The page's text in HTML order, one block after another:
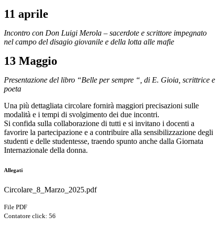
11 aprile
Incontro con Don Luigi Merola – sacerdote e scrittore impegnato
nel campo del disagio giovanile e della lotta alle mafie
13 Maggio
Presentazione del libro “Belle per sempre “, di E. Gioia, scrittrice e
poeta
Una più dettagliata circolare fornirà maggiori precisazioni sulle
modalità e i tempi di svolgimento dei due incontri.
Si confida sulla collaborazione di tutti e si invitano i docenti a
favorire la partecipazione e a contribuire alla sensibilizzazione degli
studenti e delle studentesse, traendo spunto anche dalla Giornata
Internazionale della donna.
Allegati
Circolare_8_Marzo_2025.pdf
File PDF
Contatore click: 56